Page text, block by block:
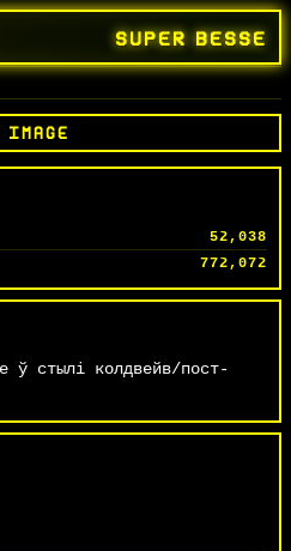
SUPER BESSE
SEARCH
ПОШУК
IMAGE
52,038
772,072
ў стылі колдвейв/пост-